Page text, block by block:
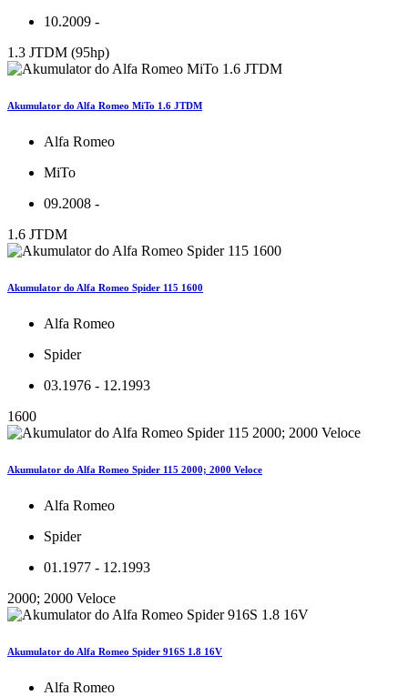
10.2009 -
1.3 JTDM (95hp)
Akumulator do Alfa Romeo MiTo 1.6 JTDM
Alfa Romeo
MiTo
09.2008 -
1.6 JTDM
Akumulator do Alfa Romeo Spider 115 1600
Alfa Romeo
Spider
03.1976 - 12.1993
1600
Akumulator do Alfa Romeo Spider 115 2000; 2000 Veloce
Alfa Romeo
Spider
01.1977 - 12.1993
2000; 2000 Veloce
Akumulator do Alfa Romeo Spider 916S 1.8 16V
Alfa Romeo